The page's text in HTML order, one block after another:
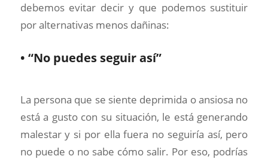
debemos evitar decir y que podemos sustituir
por alternativas menos dañinas:
• “No puedes seguir así”
La persona que se siente deprimida o ansiosa no
está a gusto con su situación, le está generando
malestar y si por ella fuera no seguiría así, pero
no puede o no sabe cómo salir. Por eso, podrías